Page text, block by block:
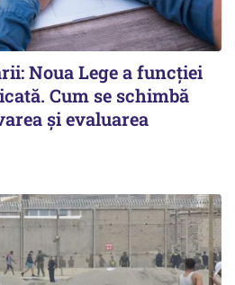
Noua Lege a funcției
Cum se schimbă
și evaluarea